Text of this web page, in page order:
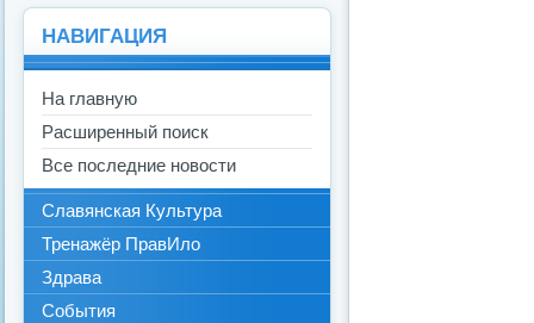
НАВИГАЦИЯ
На главную
Расширенный поиск
Все последние новости
Славянская Культура
Тренажёр ПравИло
Здрава
События